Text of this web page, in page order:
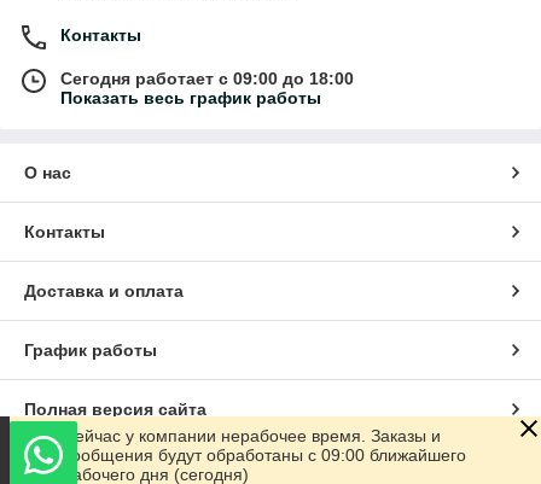
Контакты
Сегодня работает с 09:00 до 18:00
Показать весь график работы
О нас
Контакты
Доставка и оплата
График работы
Полная версия сайта
Сайт создан на маркетплейсе
Сейчас у компании нерабочее время. Заказы и
сообщения будут обработаны с 09:00 ближайшего
рабочего дня (сегодня)